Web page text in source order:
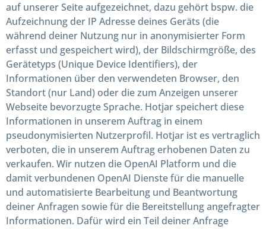
auf unserer Seite aufgezeichnet, dazu gehört bspw. die
Aufzeichnung der IP Adresse deines Geräts (die
während deiner Nutzung nur in anonymisierter Form
erfasst und gespeichert wird), der Bildschirmgröße, des
Gerätetyps (Unique Device Identifiers), der
Informationen über den verwendeten Browser, den
Standort (nur Land) oder die zum Anzeigen unserer
Webseite bevorzugte Sprache. Hotjar speichert diese
Informationen in unserem Auftrag in einem
pseudonymisierten Nutzerprofil. Hotjar ist es vertraglich
verboten, die in unserem Auftrag erhobenen Daten zu
verkaufen. Wir nutzen die OpenAI Platform und die
damit verbundenen OpenAI Dienste für die manuelle
und automatisierte Bearbeitung und Beantwortung
deiner Anfragen sowie für die Bereitstellung angefragter
Informationen. Dafür wird ein Teil deiner Anfrage